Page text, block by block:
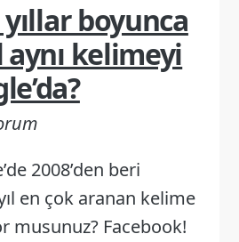
boyunca
aynı kelimeyi
2008’den beri
en çok aranan kelime
musunuz? Facebook!